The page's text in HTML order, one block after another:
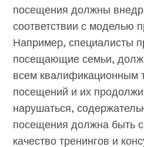
посещения должны
соответствии с моделью
Например, специалисты
посещающие семьи,
всем квалификационным
посещений и их
нарушаться,
посещения должна быть
качество тренингов и